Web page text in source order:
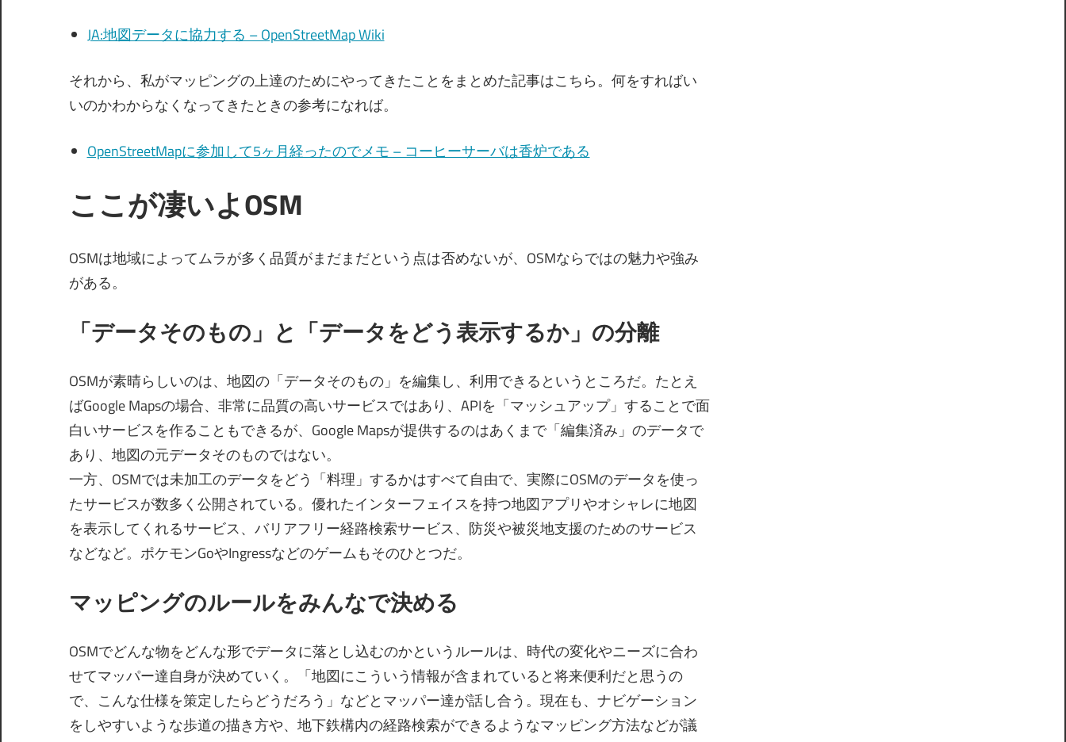
JA:地図データに協力する – OpenStreetMap Wiki
それから、私がマッピングの上達のためにやってきたことをまとめた記事はこちら。何をすればい
いのかわからなくなってきたときの参考になれば。
OpenStreetMapに参加して5ヶ月経ったのでメモ – コーヒーサーバは香炉である
ここが凄いよOSM
OSMは地域によってムラが多く品質がまだまだという点は否めないが、OSMならではの魅力や強み
がある。
「データそのもの」と「データをどう表示するか」の分離
OSMが素晴らしいのは、地図の「データそのもの」を編集し、利用できるというところだ。たとえ
ばGoogle Mapsの場合、非常に品質の高いサービスではあり、APIを「マッシュアップ」することで面
白いサービスを作ることもできるが、Google Mapsが提供するのはあくまで「編集済み」のデータで
あり、地図の元データそのものではない。
一方、OSMでは未加工のデータをどう「料理」するかはすべて自由で、実際にOSMのデータを使っ
たサービスが数多く公開されている。優れたインターフェイスを持つ地図アプリやオシャレに地図
を表示してくれるサービス、バリアフリー経路検索サービス、防災や被災地支援のためのサービス
などなど。ポケモンGoやIngressなどのゲームもそのひとつだ。
マッピングのルールをみんなで決める
OSMでどんな物をどんな形でデータに落とし込むのかというルールは、時代の変化やニーズに合わ
せてマッパー達自身が決めていく。「地図にこういう情報が含まれていると将来便利だと思うの
で、こんな仕様を策定したらどうだろう」などとマッパー達が話し合う。現在も、ナビゲーション
をしやすいような歩道の描き方や、地下鉄構内の経路検索ができるようなマッピング方法などが議